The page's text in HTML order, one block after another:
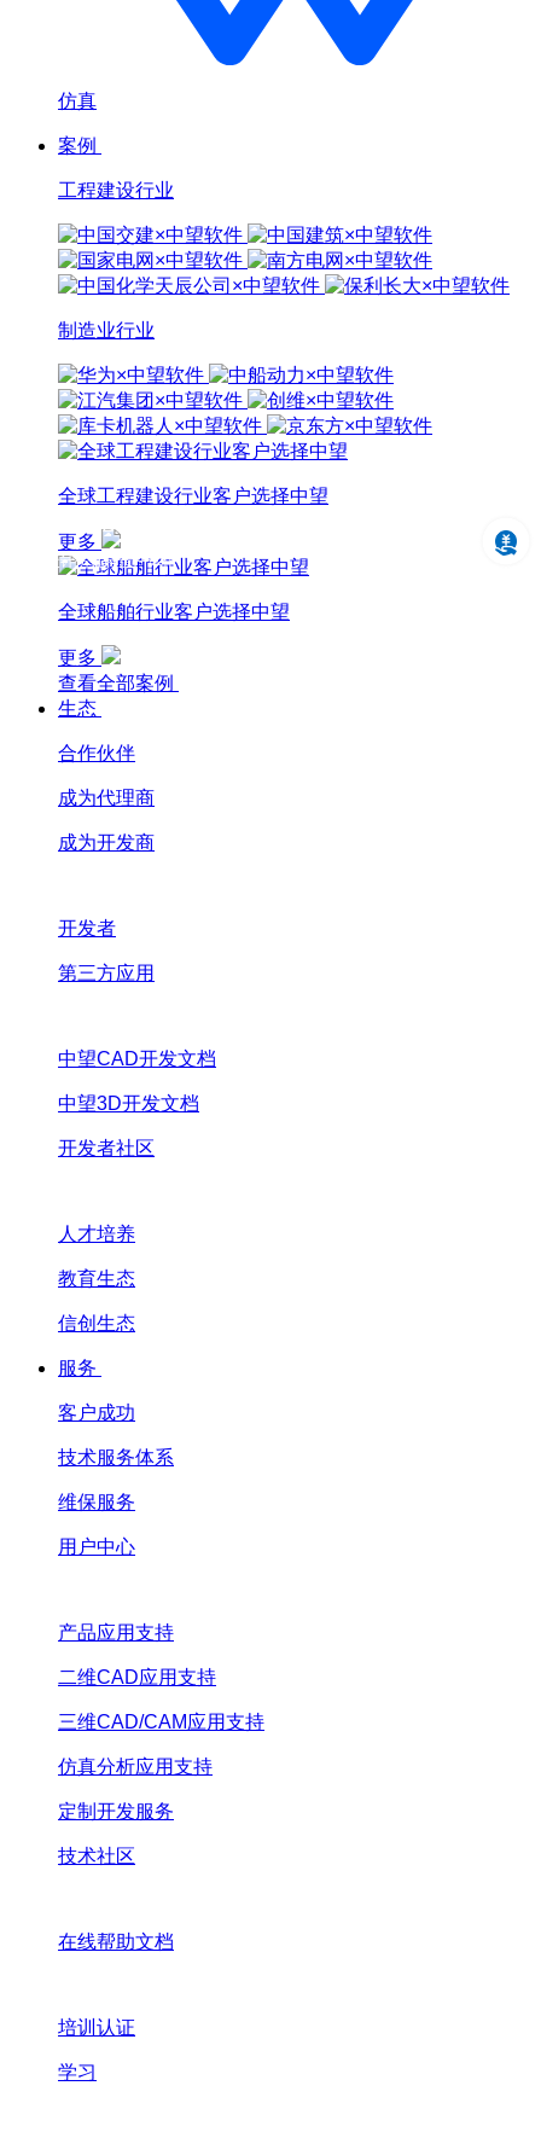
仿真
案例
工程建设行业
制造业行业
全球工程建设行业客户选择中望
更多
全球船舶行业客户选择中望
更多
查看全部案例
生态
合作伙伴
成为代理商
成为开发商
开发者
第三方应用
中望CAD开发文档
中望3D开发文档
开发者社区
人才培养
教育生态
信创生态
服务
客户成功
技术服务体系
维保服务
用户中心
产品应用支持
二维CAD应用支持
三维CAD/CAM应用支持
仿真分析应用支持
定制开发服务
技术社区
在线帮助文档
培训认证
学习
中望3D 2024
设计仿真制造一体化